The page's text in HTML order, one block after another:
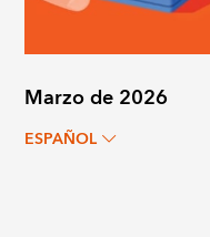
Marzo de 2026
ESPAÑOL